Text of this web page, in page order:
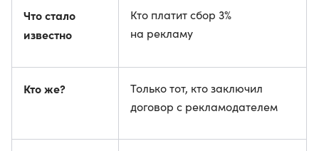
Что стало
известно
Кто платит сбор 3%
на рекламу
Кто же?
Только тот, кто заключил
договор с рекламодателем